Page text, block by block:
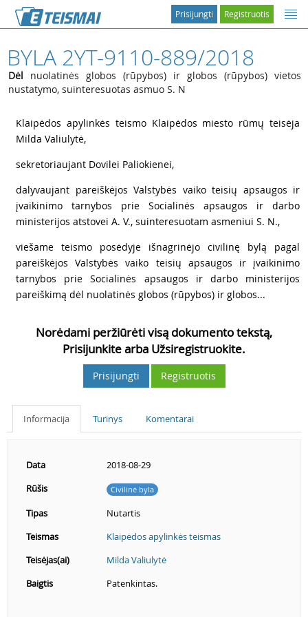
Registruotis
Prisijungti
BYLA 2YT-9110-889/2018
Dėl nuolatinės globos (rūpybos) ir globos (rūpybos) vietos
nustatymo, suinteresuotas asmuo S. N
Klaipėdos apylinkės teismo Klaipėdos miesto rūmų teisėja
Milda Valiulytė,
sekretoriaujant Dovilei Paliokienei,
dalyvaujant pareiškėjos Valstybės vaiko teisių apsaugos ir
įvaikinimo tarnybos prie Socialinės apsaugos ir darbo
ministerijos atstovei A. V., suinteresuotam asmeniui S. N.,
viešame teismo posėdyje išnagrinėjo civilinę bylą pagal
pareiškėjos Valstybės vaiko teisių apsaugos ir įvaikinimo
tarnybos prie Socialinės apsaugos ir darbo ministerijos
pareiškimą dėl nuolatinės globos (rūpybos) ir globos...
Norėdami peržiūrėti visą dokumento tekstą,
Prisijunkite arba Užsiregistruokite.
Prisijungti Registruotis
Informacija Turinys Komentarai
Data
2018-08-29
Rūšis
Civilinė byla
Tipas
Nutartis
Teismas
Klaipėdos apylinkės teismas
Teisėjas(ai)
Milda Valiulytė
Baigtis
Patenkintas.